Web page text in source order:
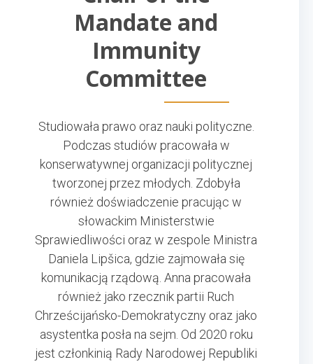
Mandate and
Immunity
Committee
Studiowała prawo oraz nauki polityczne.
Podczas studiów pracowała w
konserwatywnej organizacji politycznej
tworzonej przez młodych. Zdobyła
również doświadczenie pracując w
słowackim Ministerstwie
Sprawiedliwości oraz w zespole Ministra
Daniela Lipšica, gdzie zajmowała się
komunikacją rządową. Anna pracowała
również jako rzecznik partii Ruch
Chrześcijańsko-Demokratyczny oraz jako
asystentka posła na sejm. Od 2020 roku
jest członkinią Rady Narodowej Republiki